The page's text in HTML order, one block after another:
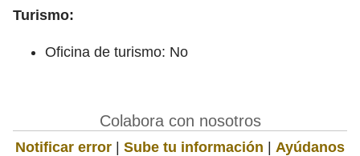
Turismo:
Oficina de turismo: No
Colabora con nosotros
Notificar error | Sube tu información | Ayúdanos